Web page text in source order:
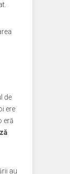
de
ere
eră
au